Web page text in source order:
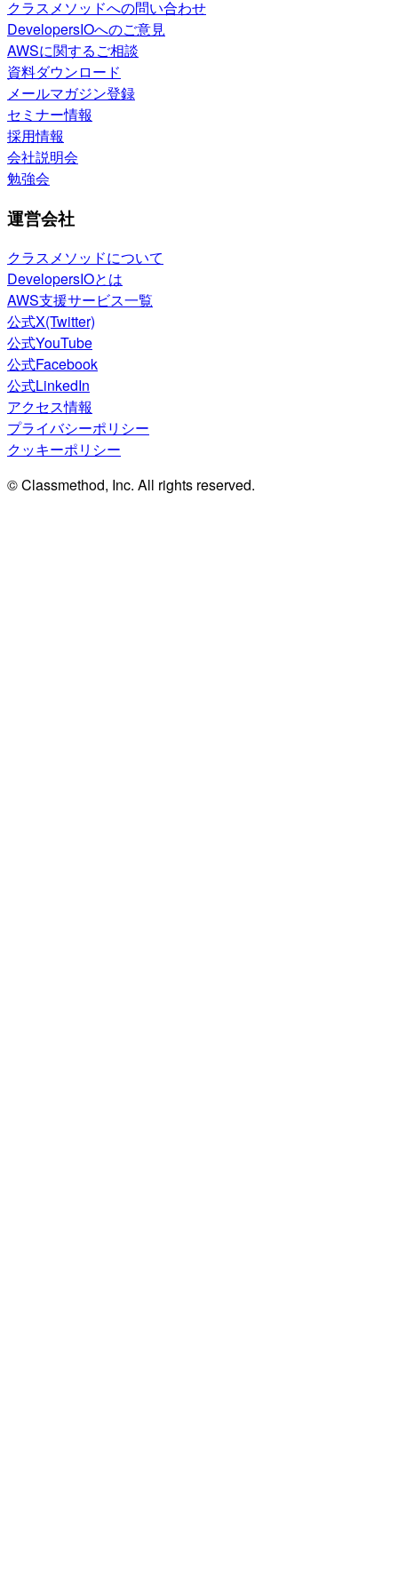
クラスメソッドへの問い合わせ
DevelopersIOへのご意見
AWSに関するご相談
資料ダウンロード
メールマガジン登録
セミナー情報
採用情報
会社説明会
勉強会
運営会社
クラスメソッドについて
DevelopersIOとは
AWS支援サービス一覧
公式X(Twitter)
公式YouTube
公式Facebook
公式LinkedIn
アクセス情報
プライバシーポリシー
クッキーポリシー
© Classmethod, Inc. All rights reserved.